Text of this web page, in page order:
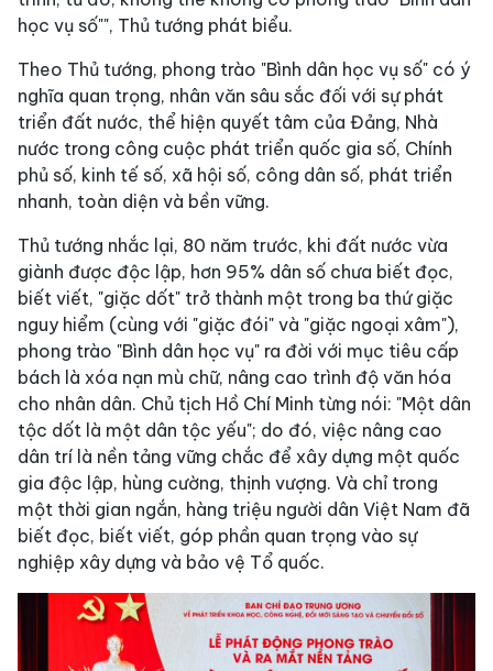
học vụ số"", Thủ tướng phát biểu.
Theo Thủ tướng, phong trào "Bình dân học vụ số" có ý
nghĩa quan trọng, nhân văn sâu sắc đối với sự phát
triển đất nước, thể hiện quyết tâm của Đảng, Nhà
nước trong công cuộc phát triển quốc gia số, Chính
phủ số, kinh tế số, xã hội số, công dân số, phát triển
nhanh, toàn diện và bền vững.
Thủ tướng nhắc lại, 80 năm trước, khi đất nước vừa
giành được độc lập, hơn 95% dân số chưa biết đọc,
biết viết, "giặc dốt" trở thành một trong ba thứ giặc
nguy hiểm (cùng với "giặc đói" và "giặc ngoại xâm"),
phong trào "Bình dân học vụ" ra đời với mục tiêu cấp
bách là xóa nạn mù chữ, nâng cao trình độ văn hóa
cho nhân dân. Chủ tịch Hồ Chí Minh từng nói: "Một dân
tộc dốt là một dân tộc yếu"; do đó, việc nâng cao
dân trí là nền tảng vững chắc để xây dựng một quốc
gia độc lập, hùng cường, thịnh vượng. Và chỉ trong
một thời gian ngắn, hàng triệu người dân Việt Nam đã
biết đọc, biết viết, góp phần quan trọng vào sự
nghiệp xây dựng và bảo vệ Tổ quốc.